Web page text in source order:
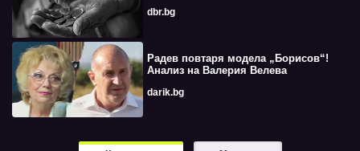
dbr.bg
Радев повтаря модела „Борисов“!
Анализ на Валерия Велева
darik.bg